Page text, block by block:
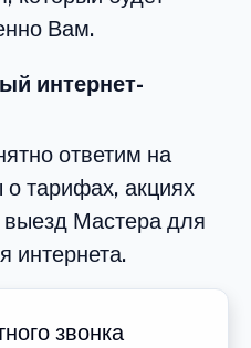
Вам.
интернет-
ответим на
о тарифах, акциях
выезд Мастера для
интернета.
звонка